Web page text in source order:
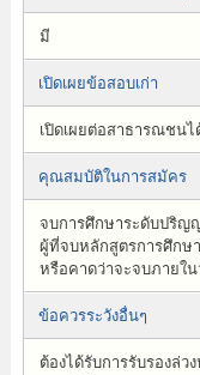
มี
เปิดเผยข้อสอบเก่า
เปิดเผยต่อสาธารณชนไ
คุณสมบัติในการสมัคร
จบการศึกษาระดับปริญ
ผู้ที่จบหลักสูตรการศึกษ
หรือคาดว่าจะจบภายใ
ข้อควรระวังอื่นๆ
ต้องได้รับการรับรองล่